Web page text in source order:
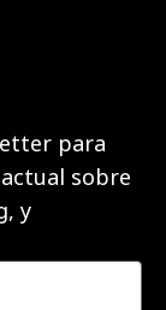
para
sobre
y